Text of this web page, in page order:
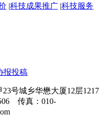
|科技成果推广 |科技服务
报投稿
号城乡华懋大厦12层1217
传真：010-